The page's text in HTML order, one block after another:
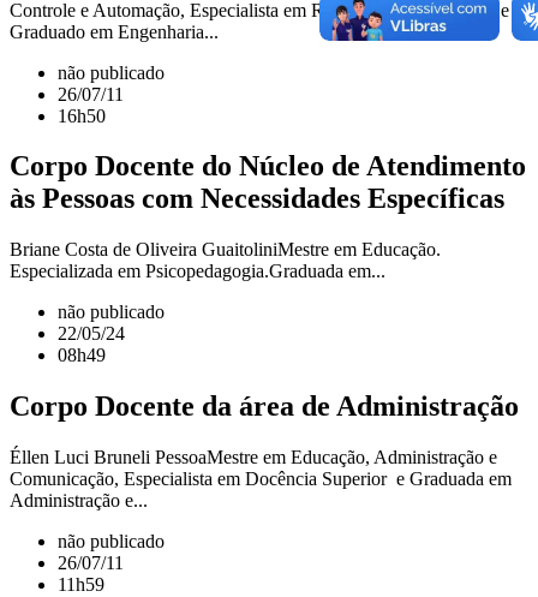
Controle e Automação, Especialista em Redes de Computadores e
Graduado em Engenharia...
não publicado
26/07/11
16h50
Corpo Docente do Núcleo de Atendimento
às Pessoas com Necessidades Específicas
Briane Costa de Oliveira GuaitoliniMestre em Educação.
Especializada em Psicopedagogia.Graduada em...
não publicado
22/05/24
08h49
Corpo Docente da área de Administração
Éllen Luci Bruneli PessoaMestre em Educação, Administração e
Comunicação, Especialista em Docência Superior e Graduada em
Administração e...
não publicado
26/07/11
11h59